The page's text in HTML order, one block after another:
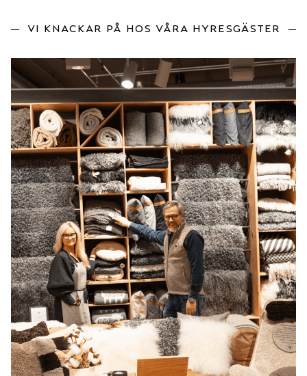
vi knackar på hos våra hyresgäster